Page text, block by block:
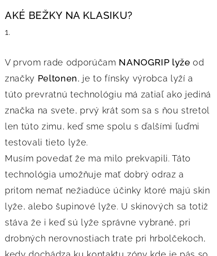
AKÉ BEŽKY NA KLASIKU?
1.
V prvom rade odporúčam NANOGRIP lyže od
značky Peltonen, je to fínsky výrobca lyží a
túto prevratnú technológiu má zatiaľ ako jediná
značka na svete, prvý krát som sa s ňou stretol
len túto zimu, keď sme spolu s ďalšími ľuďmi
testovali tieto lyže.
Musím povedať že ma milo prekvapili. Táto
technológia umožňuje mať dobrý odraz a
pritom nemať nežiadúce účinky ktoré majú skin
lyže, alebo šupinové lyže. U skinových sa totiž
stáva že i keď sú lyže správne vybrané, pri
drobných nerovnostiach trate pri hrbolčekoch,